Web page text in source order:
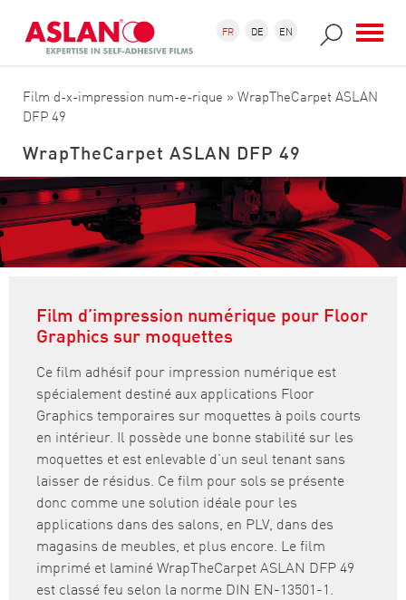
Formulaire de recherche
Recherche FR DE EN
Film d-x-impression num-e-rique » WrapTheCarpet ASLAN
DFP 49
WrapTheCarpet ASLAN DFP 49
Film d’impression numérique pour Floor
Graphics sur moquettes
Ce film adhésif pour impression numérique est
spécialement destiné aux applications Floor
Graphics temporaires sur moquettes à poils courts
en intérieur. Il possède une bonne stabilité sur les
moquettes et est enlevable d’un seul tenant sans
laisser de résidus. Ce film pour sols se présente
donc comme une solution idéale pour les
applications dans des salons, en PLV, dans des
magasins de meubles, et plus encore. Le film
imprimé et laminé WrapTheCarpet ASLAN DFP 49
est classé feu selon la norme DIN EN-13501-1.